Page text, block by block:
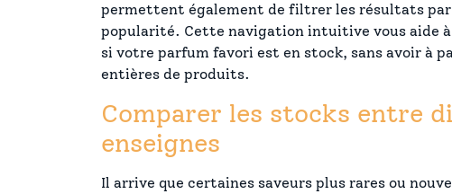
permettent également de filtrer les résultats
popularité. Cette navigation intuitive vous aide
si votre parfum favori est en stock, sans avoir à
entières de produits.
Comparer les stocks entre
enseignes
Il arrive que certaines saveurs plus rares ou